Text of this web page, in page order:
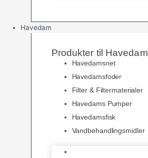
Havedam
Produkter til Havedam
Havedamsnet
Havedamsfoder
Filter & Filtermaterialer
Havedams Pumper
Havedamsfisk
Vandbehandlingsmidler